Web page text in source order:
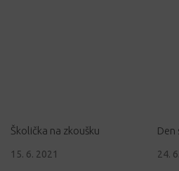
Školička na zkoušku
15. 6. 2021
Den
24.